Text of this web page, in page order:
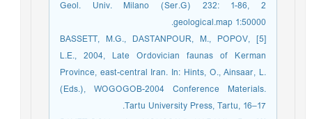
Geol. Univ. Milano (Ser.G) 232: 1-86, 2
geological.map 1:50000.
[5] BASSETT, M.G., DASTANPOUR, M., POPOV,
L.E., 2004, Late Ordovician faunas of Kerman
Province, east-central Iran. In: Hints, O., Ainsaar, L.
(Eds.), WOGOGOB-2004 Conference Materials.
Tartu University Press, Tartu, 16–17.